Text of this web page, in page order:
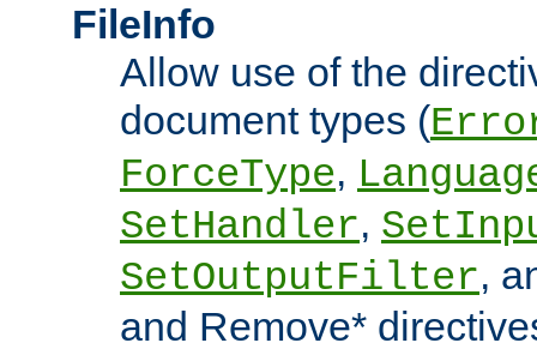
FileInfo
Allow use of the
document types (
ForceType,
SetHandler,
SetOutputFilter,
and Remove*